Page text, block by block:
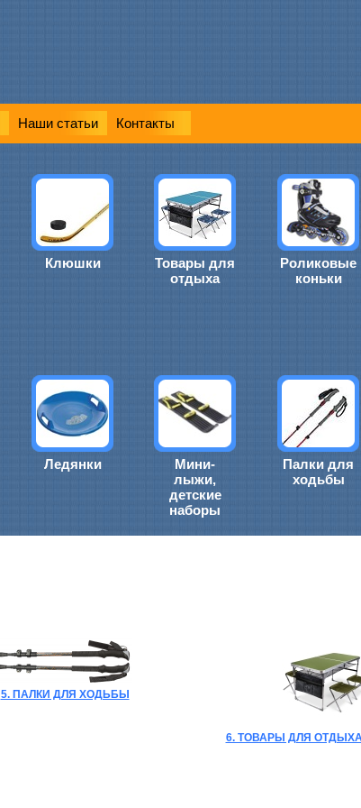
Наши статьи Контакты
Клюшки
Товары для
отдыха
Роликовые
коньки
Ледянки
Мини-
лыжи,
детские
наборы
Палки для
ходьбы
5. ПАЛКИ ДЛЯ ХОДЬБЫ
6. ТОВАРЫ ДЛЯ